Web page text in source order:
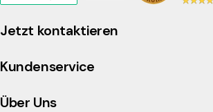
Jetzt kontaktieren
Kundenservice
Über Uns
to
view
company's
profile